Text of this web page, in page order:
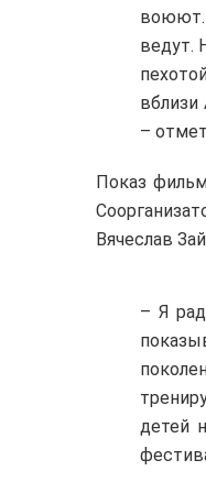
воюют.
ведут.
–
Показ
Вячеслав
– Я
детей